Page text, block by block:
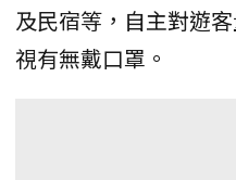
及民宿等，自主對遊
視有無戴口罩。